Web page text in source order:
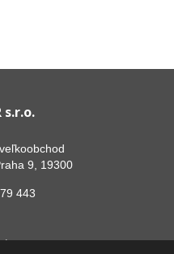
s.r.o.
9, 19300
443